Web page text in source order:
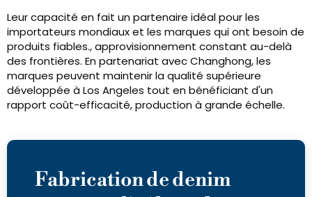
Leur capacité en fait un partenaire idéal pour les
importateurs mondiaux et les marques qui ont besoin de
produits fiables., approvisionnement constant au-delà
des frontières. En partenariat avec Changhong, les
marques peuvent maintenir la qualité supérieure
développée à Los Angeles tout en bénéficiant d'un
rapport coût-efficacité, production à grande échelle.
Fabrication de denim